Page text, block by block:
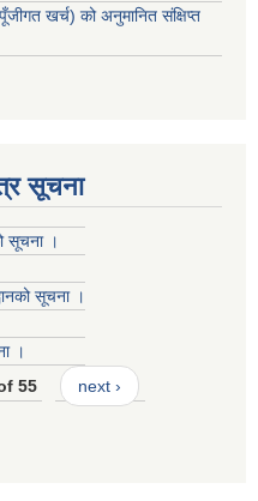
खर्च) को अनुमानित संक्षिप्त
सूचना
सूचना ।
सूचना ।
।
55 next ›